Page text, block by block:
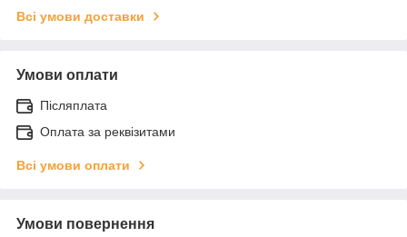
Всі умови доставки
Умови оплати
Післяплата
Оплата за реквізитами
Всі умови оплати
Умови повернення